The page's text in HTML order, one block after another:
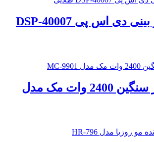
موزن گوش و بینی دی اس پی DSP-40007
سشوار موتور سنگین 2400 وات مک مدل